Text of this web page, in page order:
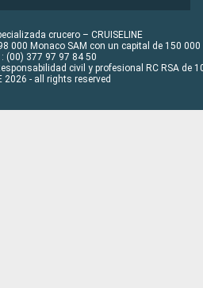
crucero – CRUISELINE
000 Monaco SAM con un capital de 150 000
(00) 377 97 97 84 50
civil y profesional RC RSA de
2026 - all rights reserved